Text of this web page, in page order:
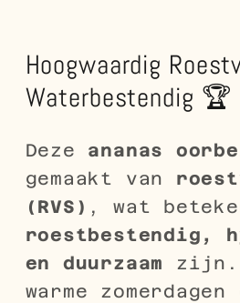
Hoogwaardig
Waterbestendig 🏆
Deze ananas
gemaakt van
(RVS) , wat
roestbestendig,
en duurzaam zijn.
warme